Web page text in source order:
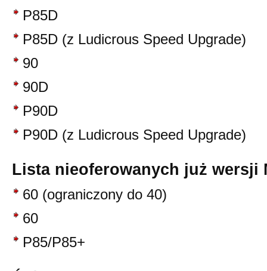
P85D
P85D (z Ludicrous Speed Upgrade)
90
90D
P90D
P90D (z Ludicrous Speed Upgrade)
Lista nieoferowanych już wersji
60 (ograniczony do 40)
60
P85/P85+